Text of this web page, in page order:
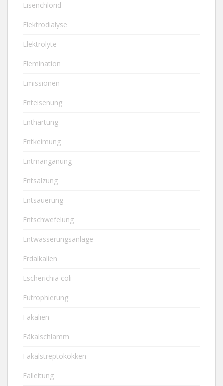
Eisenchlorid
Elektrodialyse
Elektrolyte
Elemination
Emissionen
Enteisenung
Enthärtung
Entkeimung
Entmanganung
Entsalzung
Entsäuerung
Entschwefelung
Entwässerungsanlage
Erdalkalien
Escherichia coli
Eutrophierung
Fäkalien
Fäkalschlamm
Fäkalstreptokokken
Falleitung